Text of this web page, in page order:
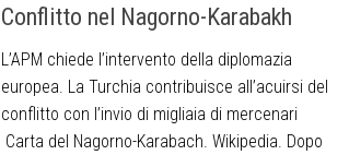
Conflitto nel Nagorno-Karabakh
L’APM chiede l’intervento della diplomazia
europea. La Turchia contribuisce all’acuirsi del
conflitto con l’invio di migliaia di mercenari
Carta del Nagorno-Karabach. Wikipedia. Dopo